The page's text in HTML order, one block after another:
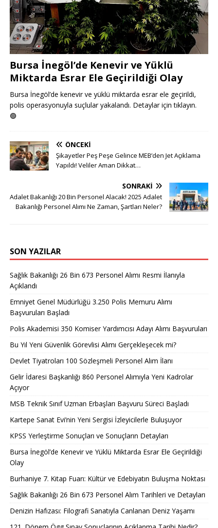
Bursa İnegöl’de Kenevir ve Yüklü
Miktarda Esrar Ele Geçirildiği Olay
Bursa İnegöl’de kenevir ve yüklü miktarda esrar ele geçirildi,
polis operasyonuyla suçlular yakalandı. Detaylar için tıklayın.
🟢
ÖNCEKI
Şikayetler Peş Peşe Gelince MEB’den Jet Açıklama
Yapıldı! Veliler Aman Dikkat…
SONRAKI
Adalet Bakanlığı 20 Bin Personel Alacak! 2025 Adalet
Bakanlığı Personel Alımı Ne Zaman, Şartları Neler?
SON YAZILAR
Sağlık Bakanlığı 26 Bin 673 Personel Alımı Resmi İlanıyla
Açıklandı
Emniyet Genel Müdürlüğü 3.250 Polis Memuru Alımı
Başvuruları Başladı
Polis Akademisi 350 Komiser Yardımcısı Adayı Alımı Başvuruları
Bu Yıl Yeni Güvenlik Görevlisi Alımı Gerçekleşecek mi?
Devlet Tiyatroları 100 Sözleşmeli Personel Alım İlanı
Gelir İdaresi Başkanlığı 860 Personel Alımıyla Yeni Kadrolar
Açıyor
MSB Teknik Sınıf Uzman Erbaşları Başvuru Süreci Başladı
Kartepe Sanat Evi’nin Yeni Sergisi İzleyicilerle Buluşuyor
KPSS Yerleştirme Sonuçları ve Sonuçların Detayları
Bursa İnegöl’de Kenevir ve Yüklü Miktarda Esrar Ele Geçirildiği
Olay
Burhaniye 7. Kitap Fuarı: Kültür ve Edebiyatın Buluşma Noktası
Sağlık Bakanlığı 26 Bin 673 Personel Alım Tarihleri ve Detayları
Denizin Hafızası: Filografi Sanatıyla Canlanan Deniz Yaşamı